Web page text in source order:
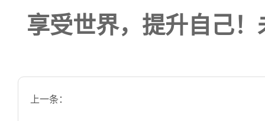
享受世界，提升自己
上一条：